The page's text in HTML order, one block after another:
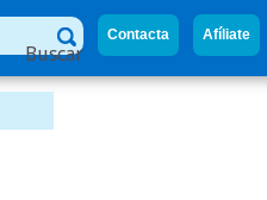
Buscar
Contacta Afíliate